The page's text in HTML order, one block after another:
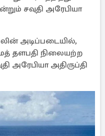
சவுதி அரேபியா
அடிப்படையில்,
தளபதி நிலையற்ற
அரேபியா அதிருப்தி